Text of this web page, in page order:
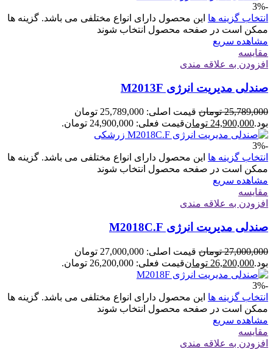
-3%
انتخاب گزینه ها این محصول دارای انواع مختلفی می باشد. گزینه ها
ممکن است در صفحه محصول انتخاب شوند
مشاهده سریع
مقایسه
افزودن به علاقه مندی
صندلی مدیریت انرژی M2013F
25,789,000 تومان
قیمت اصلی: 25,789,000 تومان
بود.24,900,000 تومانقیمت فعلی: 24,900,000 تومان.
-3%
انتخاب گزینه ها این محصول دارای انواع مختلفی می باشد. گزینه ها
ممکن است در صفحه محصول انتخاب شوند
مشاهده سریع
مقایسه
افزودن به علاقه مندی
صندلی مدیریت انرژی M2018C.F
27,000,000 تومان
قیمت اصلی: 27,000,000 تومان
بود.26,200,000 تومانقیمت فعلی: 26,200,000 تومان.
-3%
انتخاب گزینه ها این محصول دارای انواع مختلفی می باشد. گزینه ها
ممکن است در صفحه محصول انتخاب شوند
مشاهده سریع
مقایسه
افزودن به علاقه مندی